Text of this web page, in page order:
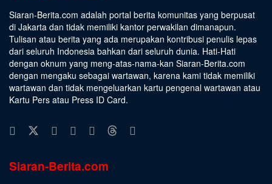
Siaran-Berita.com adalah portal berita komunitas yang berpusat
di Jakarta dan tidak memiliki kantor perwakilan dimanapun.
Tulisan atau berita yang ada merupakan kontribusi penulis lepas
dari seluruh Indonesia bahkan dari seluruh dunia. Hati-Hati
dengan oknum yang meng-atas-nama-kan Siaran-Berita.com
dengan mengaku sebagai wartawan, karena kami tidak memiliki
wartawan dan tidak mengeluarkan kartu pengenal wartawan atau
Kartu Pers atau Press ID Card.
Siaran-Berita.com